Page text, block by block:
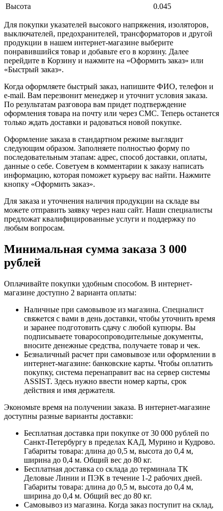
Высота
0.045
Для покупки указателей высокого напряжения, изоляторов,
выключателей, предохранителей, трансформаторов и другой
продукции в нашем интернет-магазине выберите
понравившийся товар и добавьте его в корзину. Далее
перейдите в Корзину и нажмите на «Оформить заказ» или
«Быстрый заказ».
Когда оформляете быстрый заказ, напишите ФИО, телефон и
e-mail. Вам перезвонит менеджер и уточнит условия заказа.
По результатам разговора вам придет подтверждение
оформления товара на почту или через СМС. Теперь останется
только ждать доставки и радоваться новой покупке.
Оформление заказа в стандартном режиме выглядит
следующим образом. Заполняете полностью форму по
последовательным этапам: адрес, способ доставки, оплаты,
данные о себе. Советуем в комментарии к заказу написать
информацию, которая поможет курьеру вас найти. Нажмите
кнопку «Оформить заказ».
Для заказа и уточнения наличия продукции на складе вы
можете отправить заявку через наш сайт. Наши специалисты
предложат квалифицированные услуги и поддержку по
любым вопросам.
Минимальная сумма заказа 3 000
рублей
Оплачивайте покупки удобным способом. В интернет-
магазине доступно 2 варианта оплаты:
Наличные при самовывозе из магазина. Специалист
свяжется с вами в день доставки, чтобы уточнить время
и заранее подготовить сдачу с любой купюры. Вы
подписываете товаросопроводительные документы,
вносите денежные средства, получаете товар и чек.
Безналичный расчет при самовывозе или оформлении в
интернет-магазине: банковские карты. Чтобы оплатить
покупку, система перенаправит вас на сервер системы
ASSIST. Здесь нужно ввести номер карты, срок
действия и имя держателя.
Экономьте время на получении заказа. В интернет-магазине
доступны разные варианты доставки:
Бесплатная доставка при покупке от 30 000 рублей по
Санкт-Петербургу в пределах КАД, Мурино и Кудрово.
Габариты товара: длина до 0,5 м, высота до 0,4 м,
ширина до 0,4 м. Общий вес до 80 кг.
Бесплатная доставка со склада до терминала ТК
Деловые Линии и ПЭК в течение 1-2 рабочих дней.
Габариты товара: длина до 0,5 м, высота до 0,4 м,
ширина до 0,4 м. Общий вес до 80 кг.
Самовывоз из магазина. Когда заказ поступит на склад,